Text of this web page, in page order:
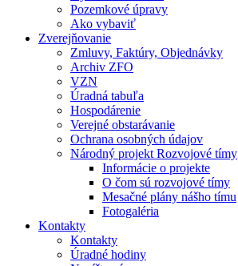
Pozemkové úpravy
Ako vybaviť
Zverejňovanie
Zmluvy, Faktúry, Objednávky
Archiv ZFO
VZN
Úradná tabuľa
Hospodárenie
Verejné obstarávanie
Ochrana osobných údajov
Národný projekt Rozvojové tímy
Informácie o projekte
O čom sú rozvojové tímy
Mesačné plány nášho tímu
Fotogaléria
Kontakty
Kontakty
Úradné hodiny